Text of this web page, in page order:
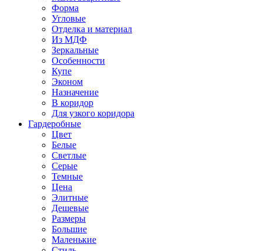
Форма
Угловые
Отделка и материал
Из МДФ
Зеркальные
Особенности
Купе
Эконом
Назначение
В коридор
Для узкого коридора
Гардеробные
Цвет
Белые
Светлые
Серые
Темные
Цена
Элитные
Дешевые
Размеры
Большие
Маленькие